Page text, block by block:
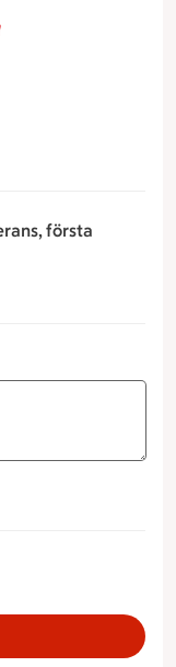
första
att minska eller
10 kronor